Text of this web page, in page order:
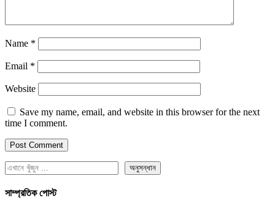
Name *
Email *
Website
Save my name, email, and website in this browser for the next
time I comment.
অনুসন্ধান
সাম্প্রতিক পোস্ট